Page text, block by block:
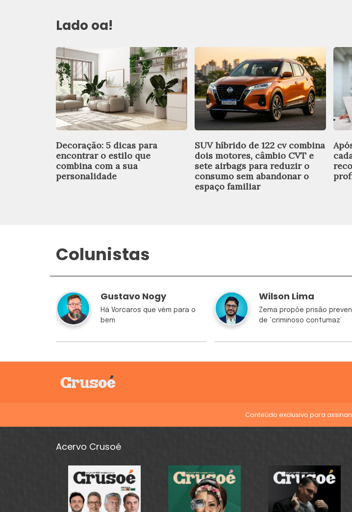
Lado oa!
Decoração: 5 dicas para
encontrar o estilo que
combina com a sua
personalidade
SUV híbrido de 122 cv combina
dois motores, câmbio CVT e
sete airbags para reduzir o
consumo sem abandonar o
espaço familiar
Colunistas
Gustavo Nogy
Há Vorcaros que vêm para o
bem
Wilson Lima
Zema propõe prisão
de ‘criminoso contumaz’
Conteúdo exclusivo para
Acervo Crusoé